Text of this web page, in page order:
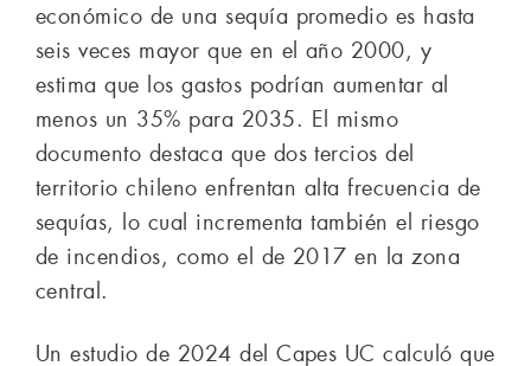
económico de una sequía promedio es hasta
seis veces mayor que en el año 2000, y
estima que los gastos podrían aumentar al
menos un 35% para 2035. El mismo
documento destaca que dos tercios del
territorio chileno enfrentan alta frecuencia de
sequías, lo cual incrementa también el riesgo
de incendios, como el de 2017 en la zona
central.
Un estudio de 2024 del Capes UC calculó que